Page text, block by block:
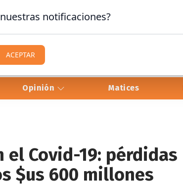
Opinión Matices
el Covid-19: pérdidas
$us 600 millones
notificaciones?
ACEPTAR